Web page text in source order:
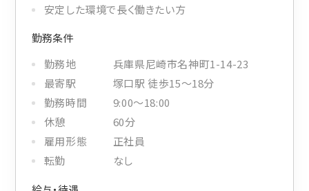
安定した環境で長く働きたい方
勤務条件
勤務地
兵庫県尼崎市名神町1-14-23
最寄駅
塚口駅 徒歩15〜18分
勤務時間
9:00〜18:00
休憩
60分
雇用形態
正社員
転勤
なし